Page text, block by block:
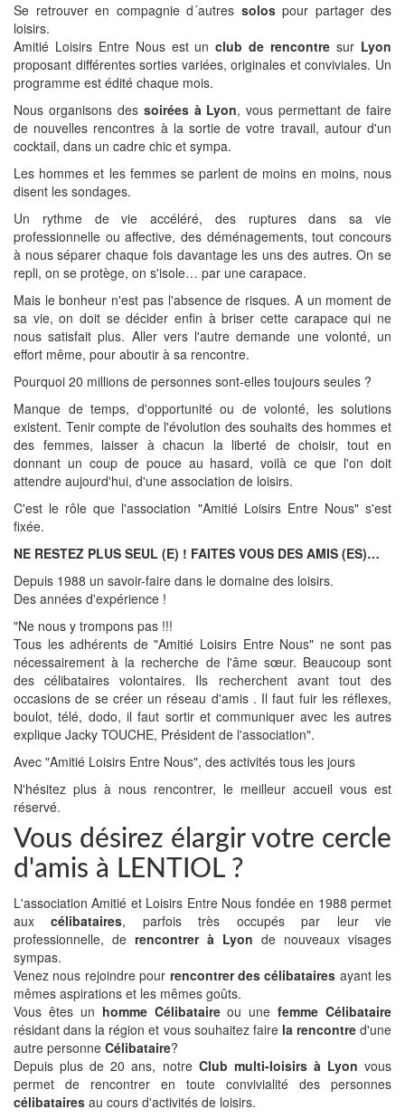
Se retrouver en compagnie d´autres solospour partager des
loisirs.
Amitié Loisirs Entre Nous est unclub de rencontre sur Lyon
proposant différentes sorties variées, originales et conviviales. Un
programme est édité chaque mois.
Nous organisons des soirées à Lyon, vous permettant de faire
de nouvelles rencontres à la sortie de votre travail, autour d'un
cocktail, dans un cadre chic et sympa.
Les hommes et les femmes se parlent de moins en moins, nous
disent les sondages.
Un rythme de vie accéléré, des ruptures dans sa vie
professionnelle ou affective, des déménagements, tout concours
à nous séparer chaque fois davantage les uns des autres. On se
repli, on se protège, on s'isole… par une carapace.
Mais le bonheur n'est pas l'absence de risques. A un moment de
sa vie, on doit se décider enfin à briser cette carapace qui ne
nous satisfait plus. Aller vers l'autre demande une volonté, un
effort même, pour aboutir à sa rencontre.
Pourquoi 20 millions de personnes sont-elles toujours seules ?
Manque de temps, d'opportunité ou de volonté, les solutions
existent. Tenir compte de l'évolution des souhaits des hommes et
des femmes, laisser à chacun la liberté de choisir, tout en
donnant un coup de pouce au hasard, voilà ce que l'on doit
attendre aujourd'hui, d'une association de loisirs.
C'est le rôle que l'association "Amitié Loisirs Entre Nous" s'est
fixée.
NE RESTEZ PLUS SEUL (E) ! FAITES VOUS DES AMIS (ES)…
Depuis 1988 un savoir-faire dans le domaine des loisirs.
Des années d'expérience !
"Ne nous y trompons pas !!!
Tous les adhérents de "Amitié Loisirs Entre Nous" ne sont pas
nécessairement à la recherche de l'âme sœur. Beaucoup sont
des célibataires volontaires. Ils recherchent avant tout des
occasions de se créer un réseau d'amis . Il faut fuir les réflexes,
boulot, télé, dodo, il faut sortir et communiquer avec les autres
explique Jacky TOUCHE, Président de l'association".
Avec "Amitié Loisirs Entre Nous", des activités tous les jours
N'hésitez plus à nous rencontrer, le meilleur accueil vous est
réservé.
Vous désirez élargir votre cercle
d'amis à LENTIOL ?
L'association Amitié et Loisirs Entre Nous fondée en 1988 permet
auxcélibataires, parfois très occupés par leur vie
professionnelle, de rencontrer à Lyon de nouveaux visages
sympas.
Venez nous rejoindre pour rencontrer des célibataires ayant les
mêmes aspirations et les mêmes goûts.
Vous êtes un homme Célibataireou unefemme Célibataire
résidant dans la région et vous souhaitez faire la rencontred'une
autre personne Célibataire?
Depuis plus de 20 ans, notre Club multi-loisirs à Lyon vous
permet de rencontrer en toute convivialité des personnes
célibataires au cours d'activités de loisirs.